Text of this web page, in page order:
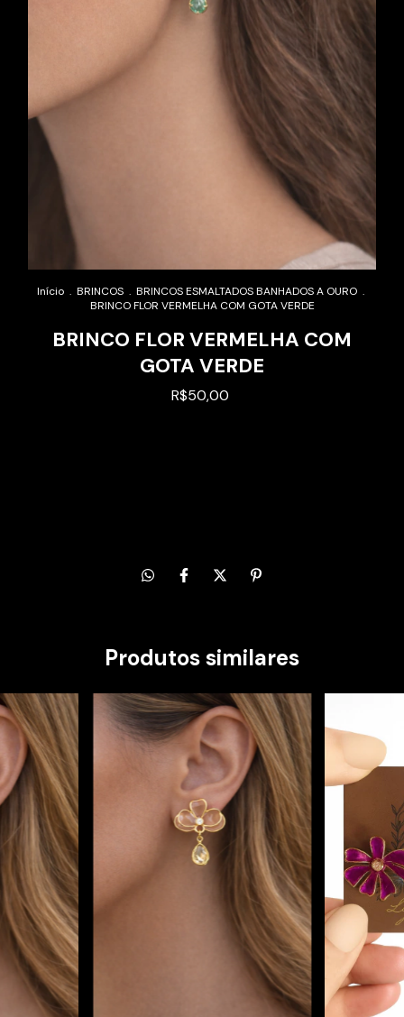
Início . BRINCOS . BRINCOS ESMALTADOS BANHADOS A OURO .
BRINCO FLOR VERMELHA COM GOTA VERDE
BRINCO FLOR VERMELHA COM
GOTA VERDE
R$50,00
Produtos similares